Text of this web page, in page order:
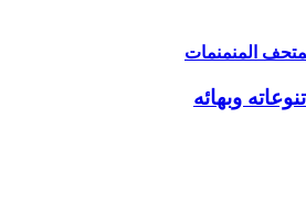
المنمنمات
وبهائه